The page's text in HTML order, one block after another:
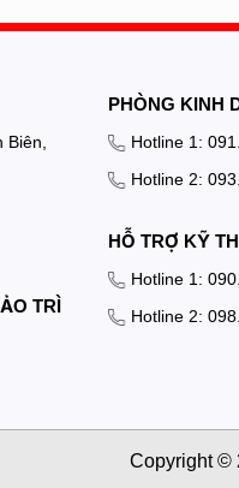
TRÌ
PHÒNG KINH
Hotline 1:
Hotline 2:
HỖ TRỢ KỸ
Hotline 1:
Hotline 2:
Copyright ©